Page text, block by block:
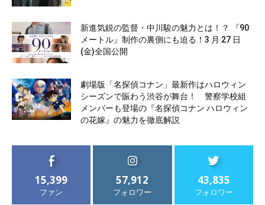
新進気鋭の監督・中川駿の魅力とは！？ 『90
メートル』制作の裏側にも迫る！3 月 27 日
(金)全国公開
劇場版「名探偵コナン」最新作はハロウィン
シーズンで賑わう渋谷が舞台！ 警察学校組
メンバーも登場の『名探偵コナン ハロウィン
の花嫁』の魅力を徹底解説
15,399
ファン
57,912
フォロワー
43,835
フォロワー